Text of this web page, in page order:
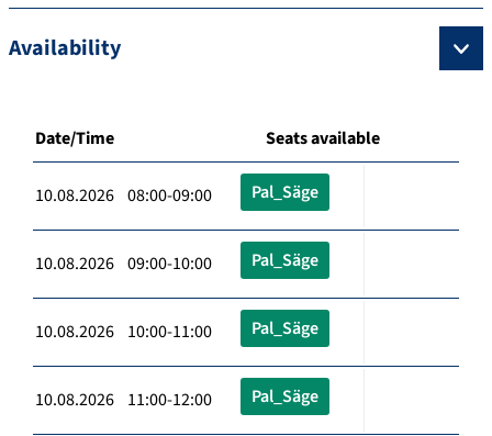
Availability
Date/Time Seats available
10.08.2026 08:00-09:00 Pal_Säge
10.08.2026 09:00-10:00 Pal_Säge
10.08.2026 10:00-11:00 Pal_Säge
10.08.2026 11:00-12:00 Pal_Säge